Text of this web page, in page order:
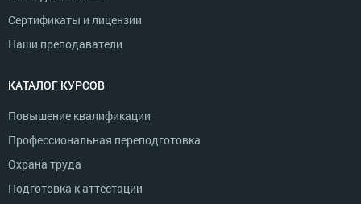
Сертификаты и лицензии
Наши преподаватели
КАТАЛОГ КУРСОВ
Повышение квалификации
Профессиональная переподготовка
Охрана труда
Подготовка к аттестации